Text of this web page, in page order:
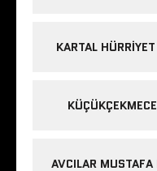
KARTAL
AVCILAR